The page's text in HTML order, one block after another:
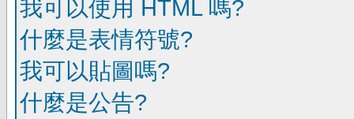
我可以使用 HTML 嗎?
什麼是表情符號?
我可以貼圖嗎?
什麼是公告?